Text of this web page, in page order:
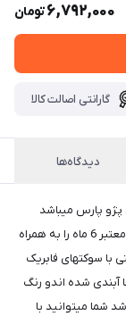
6,792,000تومان
گارانتی اصالت کالا
دیدگاه‌ها
پارس میباشد
قیمت برای جفت چراغ خطر محاسبه شده است و گارانتی معتبر 6 ماه را به همراه
با سوکتهای فابریک
شده اندو رنگ
شما میتوانید با